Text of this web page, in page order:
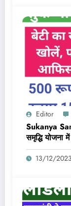
Editor
Sukanya
समृद्धि योजना
13/12/2023